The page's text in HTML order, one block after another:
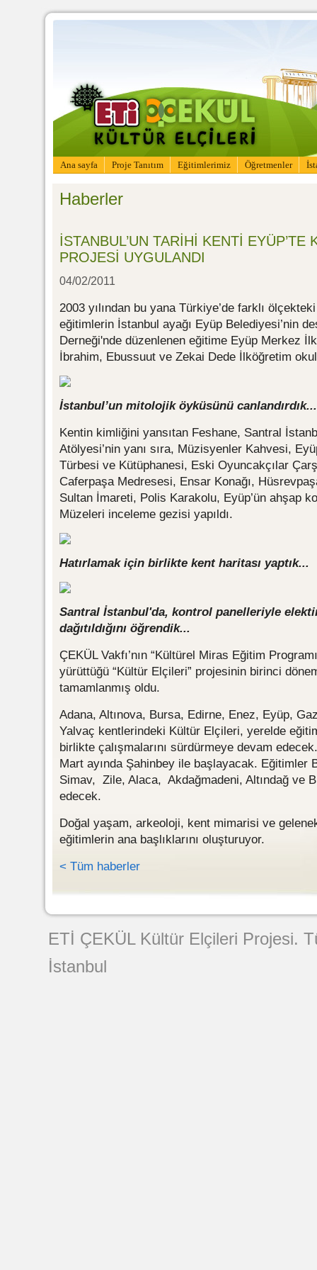
Ana sayfa Proje Tanıtım Eğitimlerimiz Öğretmenler
Haberler
İSTANBUL’UN TARİHİ KENTİ EYÜP’TE
PROJESİ UYGULANDI
04/02/2011
2003 yılından bu yana Türkiye’de farklı
eğitimlerin İstanbul ayağı Eyüp Belediyesi’nin
Derneği'nde düzenlenen eğitime Eyüp Merkez
İbrahim, Ebussuut ve Zekai Dede İlköğretim
İstanbul’un mitolojik öyküsünü canlandırdık...
Kentin kimliğini yansıtan Feshane, Santral
Atölyesi’nin yanı sıra, Müzisyenler Kahvesi,
Türbesi ve Kütüphanesi, Eski Oyuncakçılar
Caferpaşa Medresesi, Ensar Konağı,
Sultan İmareti, Polis Karakolu, Eyüp’ün ahşap
Müzeleri inceleme gezisi yapıldı.
Hatırlamak için birlikte kent haritası yaptık...
Santral İstanbul'da, kontrol panelleriyle
dağıtıldığını öğrendik...
ÇEKÜL Vakfı’nın “Kültürel Miras Eğitim
yürüttüğü “Kültür Elçileri” projesinin birinci
tamamlanmış oldu.
Adana, Altınova, Bursa, Edirne, Enez, Eyüp,
Yalvaç kentlerindeki Kültür Elçileri, yerelde
birlikte çalışmalarını sürdürmeye devam
Mart ayında Şahinbey ile başlayacak. Eğitimler
Simav, Zile, Alaca, Akdağmadeni, Altındağ ve
edecek.
Doğal yaşam, arkeoloji, kent mimarisi ve
eğitimlerin ana başlıklarını oluşturuyor.
< Tüm haberler
ETİ ÇEKÜL Kültür Elçileri Projesi.
İstanbul